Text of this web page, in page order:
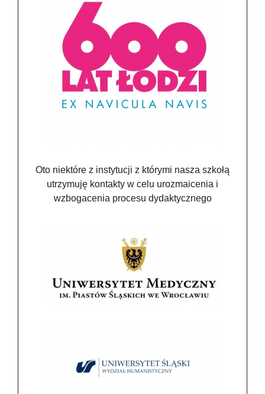
Oto niektóre z instytucji z którymi nasza szkołą
utrzymuję kontakty w celu urozmaicenia i
wzbogacenia procesu dydaktycznego